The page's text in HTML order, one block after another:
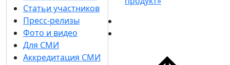
Статьи участников
Пресс-релизы
Фото и видео
Для СМИ
Аккредитация СМИ